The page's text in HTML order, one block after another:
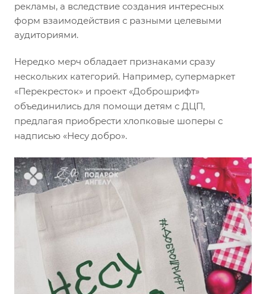
рекламы, а вследствие создания интересных
форм взаимодействия с разными целевыми
аудиториями.
Нередко мерч обладает признаками сразу
нескольких категорий. Например, супермаркет
«Перекресток» и проект «Доброшрифт»
объединились для помощи детям с ДЦП,
предлагая приобрести хлопковые шоперы с
надписью «Несу добро».